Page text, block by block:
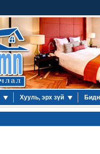
Хууль, эрх зүй